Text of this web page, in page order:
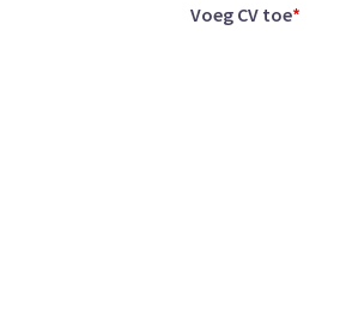
Voeg CV toe*